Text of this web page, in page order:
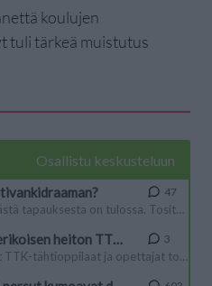
koulujen
tuli tärkeä muistutus